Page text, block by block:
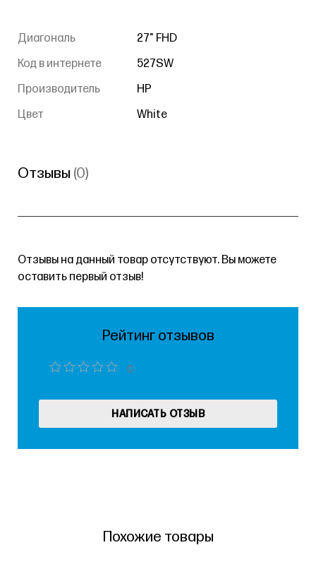
Диагональ
27" FHD
Код в интернете
527SW
Производитель
HP
Цвет
White
Отзывы (0)
Отзывы на данный товар отсутствуют. Вы можете
оставить первый отзыв!
Рейтинг отзывов
0
НАПИСАТЬ ОТЗЫВ
Похожие товары